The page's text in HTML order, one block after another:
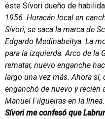
éste Sívori dueño de
1956. Huracán local en
Sívori, se saca la marca de
Edgardo Medinabeitya. La
para la izquierda. Arco de la
rematar, nuevo enganche
largo una vez más. Ahora sí,
enganchó de nuevo y recién
Manuel Filgueiras en la
Sívori me confesó que